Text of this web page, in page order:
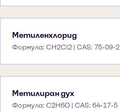
Метиленхлорид
Формула: CH2Cl2 | CAS: 75-09-2
Метилиран дух
Формула: C2H6O | CAS: 64-17-5